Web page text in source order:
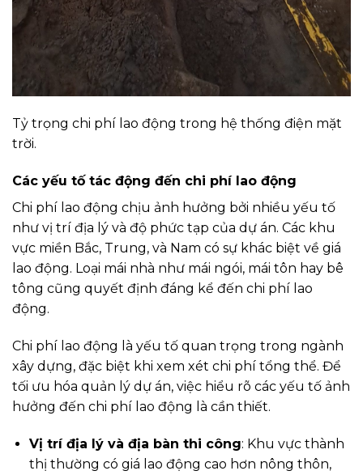
Tỷ trọng chi phí lao động trong hệ thống điện mặt
trời.
Các yếu tố tác động đến chi phí lao động
Chi phí lao động chịu ảnh hưởng bởi nhiều yếu tố
như vị trí địa lý và độ phức tạp của dự án. Các khu
vực miền Bắc, Trung, và Nam có sự khác biệt về giá
lao động. Loại mái nhà như mái ngói, mái tôn hay bê
tông cũng quyết định đáng kể đến chi phí lao
động.
Chi phí lao động là yếu tố quan trọng trong ngành
xây dựng, đặc biệt khi xem xét chi phí tổng thể. Để
tối ưu hóa quản lý dự án, việc hiểu rõ các yếu tố ảnh
hưởng đến chi phí lao động là cần thiết.
Vị trí địa lý và địa bàn thi công: Khu vực thành
thị thường có giá lao động cao hơn nông thôn,